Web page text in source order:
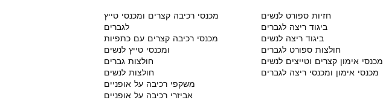
מכנסי רכיבה קצרים ומכנסי טייץ
לגברים
מכנסי רכיבה קצרים עם כתפיות
ומכנסי טייץ לנשים
חולצות גברים
חולצות לנשים
משקפי רכיבה על אופניים
אביזרי רכיבה על אופניים
חזיות ספורט לנשים
ביגוד ריצה לגברים
ביגוד ריצה לנשים
חולצות ספורט לגברים
מכנסי אימון קצרים וטייצים לנשים
מכנסי אימון ומכנסי ריצה לגברים